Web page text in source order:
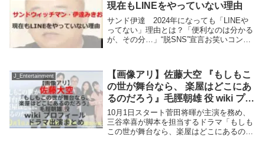
現在もLINEをやっていない理由
サンド伊達 2024年になっても「LINEや
ってない」理由とは？「便利なのは分かる
が、その分…」“脱SNS”宣言お笑いコンビ
お笑いコンビ「ナイツ」の塙宣之（46）
に...
J_Entertainment
【画像アリ】佐藤大空 『もしもこ
の世が舞台なら、 楽屋はどこにあ
るのだろう』毛脛朝雄 役 wiki プロ
フィール ドラマ出演まとめ
10月1日スタート菅田将暉が主演を務め、
三谷幸喜が脚本を担当するドラマ「もしも
この世が舞台なら、楽屋はどこにあるのだ